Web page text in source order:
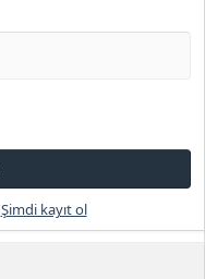
Şimdi kayıt ol